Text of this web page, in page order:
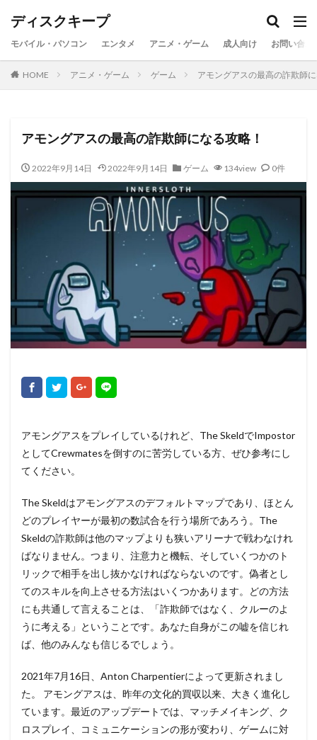
ディスクキープ
モバイル・パソコン エンタメ アニメ・ゲーム 成人向け お問い合わ
HOME アニメ・ゲーム ゲーム アモングアスの最高の詐欺師
アモングアスの最高の詐欺師になる攻略！
2022年9月14日 2022年9月14日 ゲーム 134view 0件
アモングアスをプレイしているけれど、The SkeldでImpostor
としてCrewmatesを倒すのに苦労している方、ぜひ参考にし
てください。
The Skeldはアモングアスのデフォルトマップであり、ほとん
どのプレイヤーが最初の数試合を行う場所であろう。The
Skeldの詐欺師は他のマップよりも狭いアリーナで戦わなけれ
ばなりません。つまり、注意力と機転、そしていくつかのト
リックで相手を出し抜かなければならないのです。偽者とし
てのスキルを向上させる方法はいくつかあります。どの方法
にも共通して言えることは、「詐欺師ではなく、クルーのよ
うに考える」ということです。あなた自身がこの嘘を信じれ
ば、他のみんなも信じるでしょう。
2021年7月16日、Anton Charpentierによって更新されまし
た。 アモングアスは、昨年の文化的買収以来、大きく進化し
ています。最近のアップデートでは、マッチメイキング、ク
ロスプレイ、コミュニケーションの形が変わり、ゲームに対